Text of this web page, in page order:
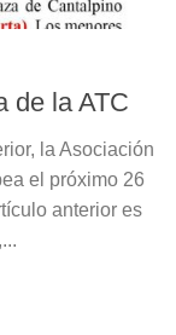
de la ATC
la Asociación
el próximo 26
anterior es